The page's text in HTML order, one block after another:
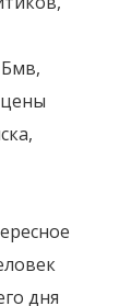
дня